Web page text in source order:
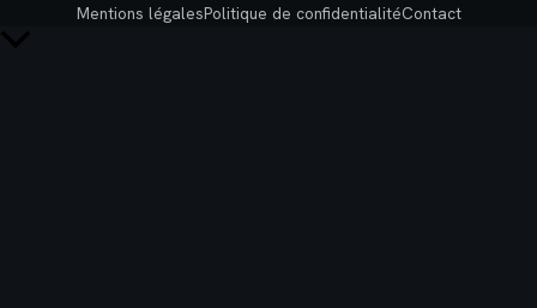
Mentions légalesPolitique de confidentialitéContact